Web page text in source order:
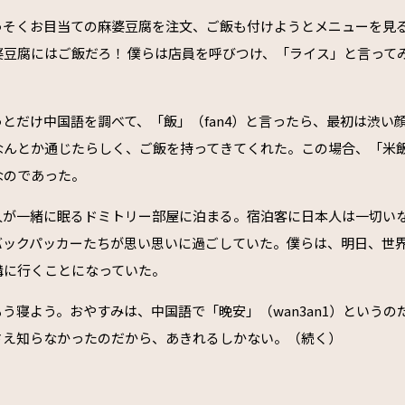
くお目当ての麻婆豆腐を注文、ご飯も付けようとメニューを見
腐にはご飯だろ！ 僕らは店員を呼びつけ、「ライス」と言って
だけ中国語を調べて、「飯」（fan4）と言ったら、最初は渋い
とか通じたらしく、ご飯を持ってきてくれた。この場合、「米
であった。
一緒に眠るドミトリー部屋に泊まる。宿泊客に日本人は一切い
クパッカーたちが思い思いに過ごしていた。僕らは、明日、世
行くことになっていた。
寝よう。おやすみは、中国語で「晚安」（wan3an1）というの
知らなかったのだから、あきれるしかない。（続く）